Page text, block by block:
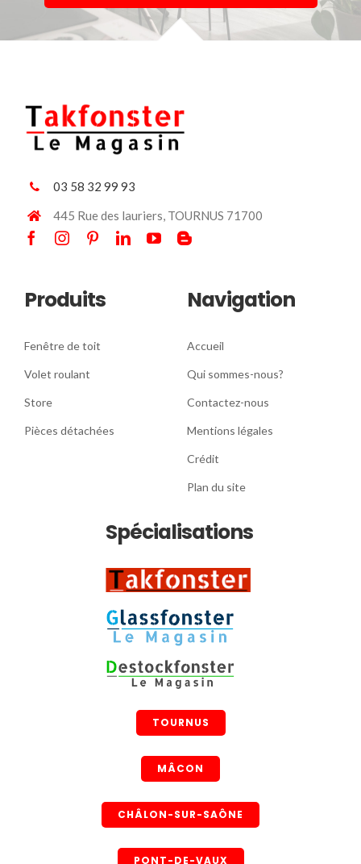
03 58 32 99 93
445 Rue des lauriers, TOURNUS 71700
Produits
Fenêtre de toit
Volet roulant
Store
Pièces détachées
Navigation
Accueil
Qui sommes-nous?
Contactez-nous
Mentions légales
Crédit
Plan du site
Spécialisations
TOURNUS
MÂCON
CHÂLON-SUR-SAÔNE
PONT-DE-VAUX